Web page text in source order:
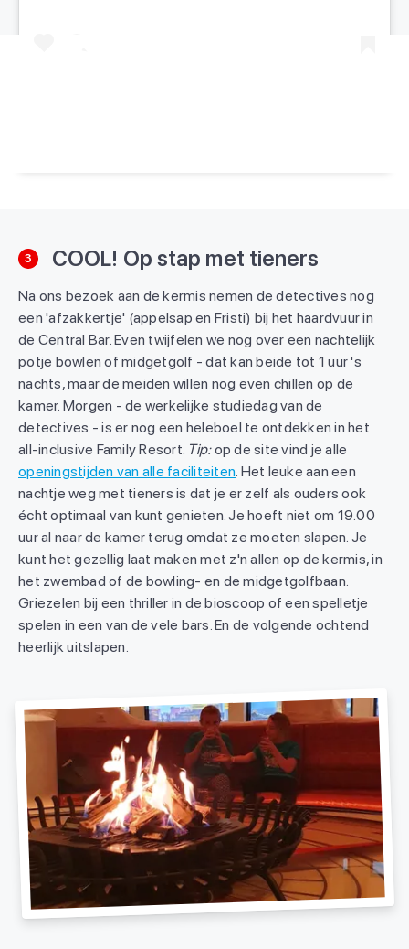
3 COOL! Op stap met tieners
Na ons bezoek aan de kermis nemen de detectives nog
een 'afzakkertje' (appelsap en Fristi) bij het haardvuur in
de Central Bar. Even twijfelen we nog over een nachtelijk
potje bowlen of midgetgolf - dat kan beide tot 1 uur 's
nachts, maar de meiden willen nog even chillen op de
kamer. Morgen - de werkelijke studiedag van de
detectives - is er nog een heleboel te ontdekken in het
all-inclusive Family Resort. Tip:op de site vind je alle
openingstijden van alle faciliteiten . Het leuke aan een
nachtje weg met tieners is dat je er zelf als ouders ook
écht optimaal van kunt genieten. Je hoeft niet om 19.00
uur al naar de kamer terug omdat ze moeten slapen. Je
kunt het gezellig laat maken met z'n allen op de kermis, in
het zwembad of de bowling- en de midgetgolfbaan.
Griezelen bij een thriller in de bioscoop of een spelletje
spelen in een van de vele bars. En de volgende ochtend
heerlijk uitslapen.